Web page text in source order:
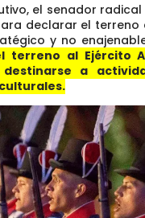
el senador radical
declarar el terreno
y no
terreno al Ejército
a